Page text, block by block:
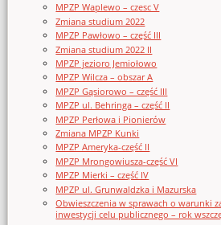
MPZP Waplewo – czesc V
Zmiana studium 2022
MPZP Pawłowo – część III
Zmiana studium 2022 II
MPZP jezioro Jemiołowo
MPZP Wilcza – obszar A
MPZP Gąsiorowo – część III
MPZP ul. Behringa – część II
MPZP Perłowa i Pionierów
Zmiana MPZP Kunki
MPZP Ameryka-część II
MPZP Mrongowiusza-część VI
MPZP Mierki – część IV
MPZP ul. Grunwaldzka i Mazurska
Obwieszczenia w sprawach o warunki
inwestycji celu publicznego – rok